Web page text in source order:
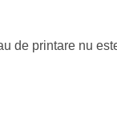
de printare nu